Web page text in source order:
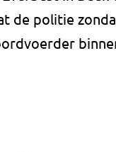
de politie